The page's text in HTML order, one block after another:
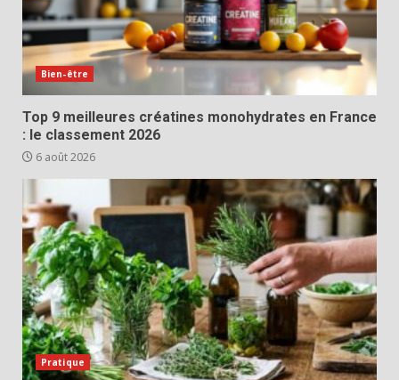
Bien-être
Top 9 meilleures créatines monohydrates en France
: le classement 2026
6 août 2026
Pratique